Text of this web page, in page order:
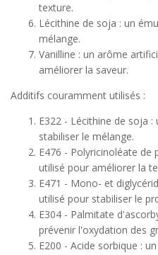
texture.
Lécithine de soja : un
mélange.
Vanilline : un arôme
améliorer la saveur.
Additifs couramment utilisés :
E322 - Lécithine de soja
stabiliser le mélange.
E476 - Polyricinoléate de
utilisé pour améliorer la
E471 - Mono- et
utilisé pour stabiliser le
E304 - Palmitate
prévenir l'oxydation des
E200 - Acide sorbique :